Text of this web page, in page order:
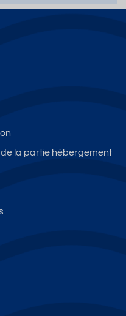
e
b
la partie hébergement